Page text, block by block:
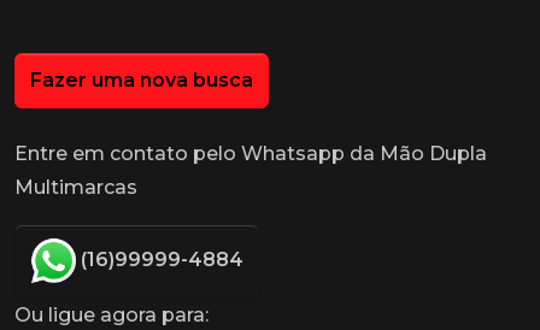
Fazer uma nova busca
Entre em contato pelo Whatsapp da Mão Dupla
Multimarcas
(16)99999-4884
Ou ligue agora para: